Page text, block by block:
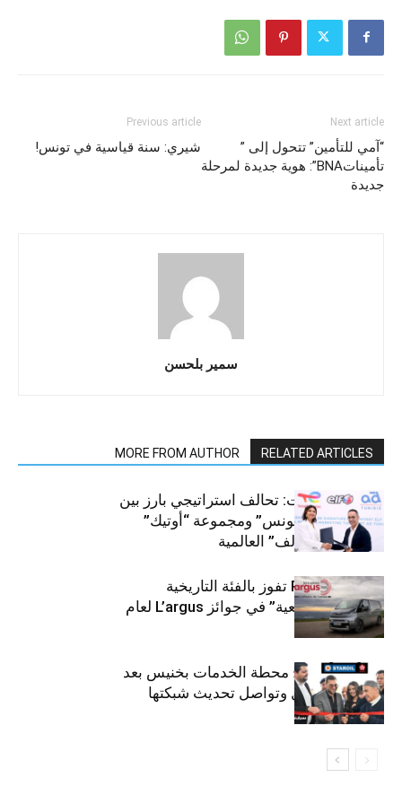
Previous article
شيري: سنة قياسية في تونس!
Next article
“آمي للتأمين” تتحول إلى ”
تأميناتBNA”: هوية جديدة لمرحلة
جديدة
سمير بلحسن
RELATED ARTICLES
MORE FROM AUTHOR
قطاع السيارات: تحالف استراتيجي بارز بين
“توتال إنرجيز تونس” ومجموعة “أوتيك”
لتوزيع زيوت “إلف” العالمية
كيا PV5 Cargo تفوز بالفئة التاريخية
“للمركبات النفعية” في جوائز L’argus لعام
2026
ستارأويل تفتتح محطة الخدمات بخنيس بعد
تجديدهابالكامل وتواصل تحديث شبكتها